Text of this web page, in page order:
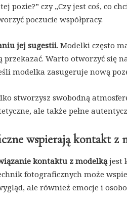
pozie?” czy „Czy jest coś, co
poczucie współpracy.
jej sugestii. Modelki często
przekazać. Warto otworzyć się
modelka zasugeruje nową
stworzysz swobodną
ale także pełne
wspierają kontakt z
kontaktu z modelką jest
fotograficznych może
ale również emocje i